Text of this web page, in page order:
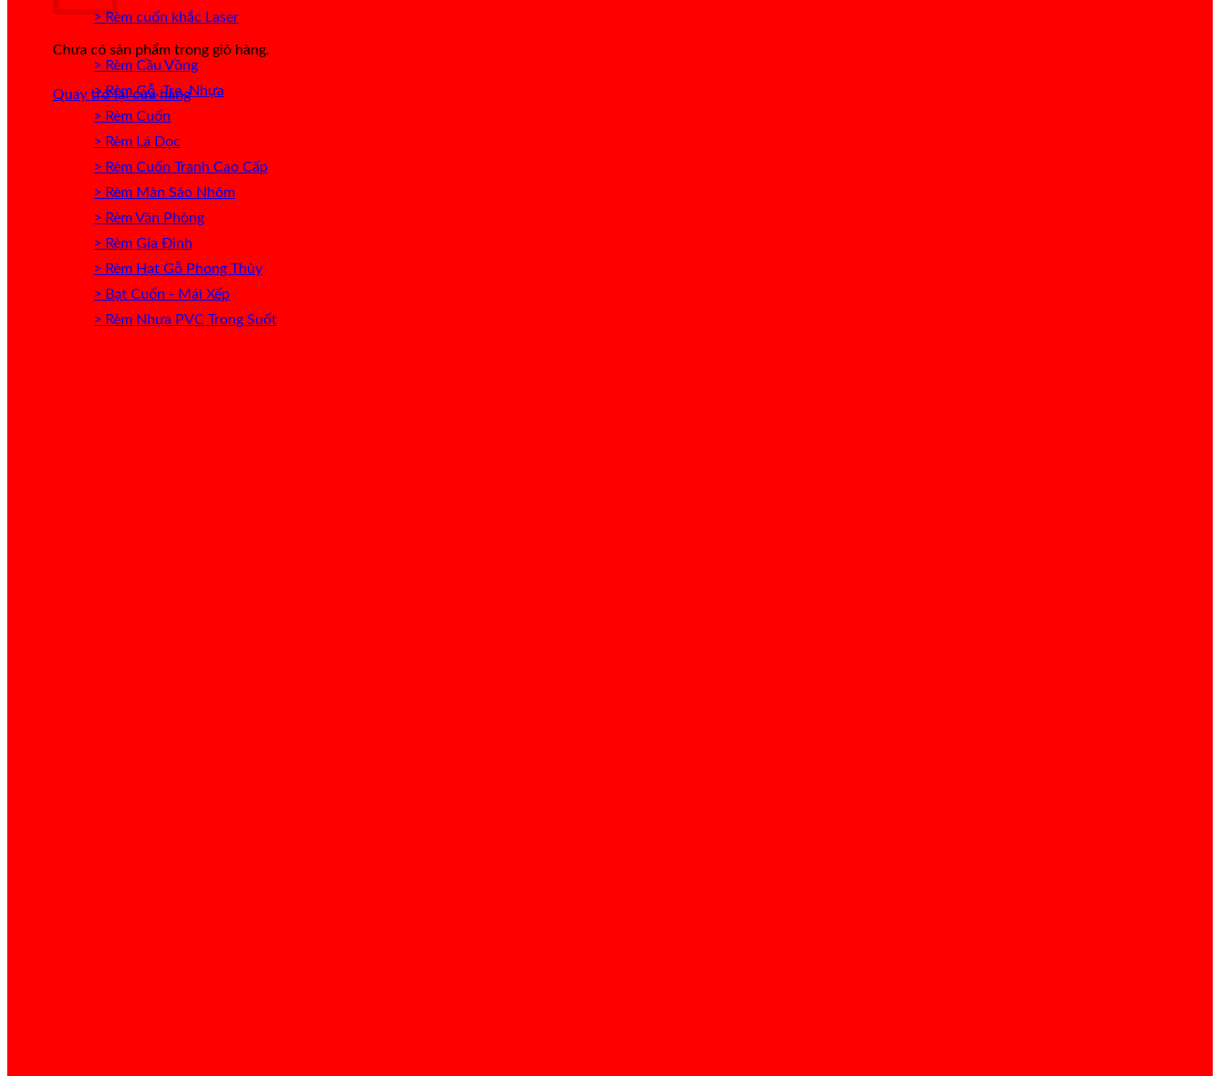
Chưa có sản phẩm trong giỏ hàng.
Quay trở lại cửa hàng
> Rèm cuốn khắc Laser
> Rèm Cầu Vồng
> Rèm Gỗ, Tre, Nhựa
> Rèm Cuốn
> Rèm Lá Dọc
> Rèm Cuốn Tranh Cao Cấp
> Rèm Màn Sáo Nhôm
> Rèm Văn Phòng
> Rèm Gia Đình
> Rèm Hạt Gỗ Phong Thủy
> Bạt Cuốn - Mái Xếp
> Rèm Nhựa PVC Trong Suốt